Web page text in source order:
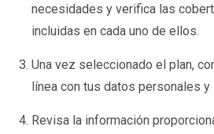
necesidades y verifica las
incluidas en cada uno de ellos.
Una vez seleccionado el plan,
línea con tus datos personales
Revisa la información